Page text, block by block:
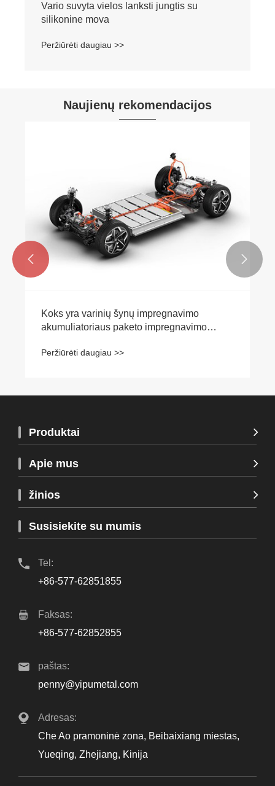
Vario suvyta vielos lanksti jungtis su
silikonine mova
Peržiūrėti daugiau >>
Naujienų rekomendacijos
Koks yra varinių šynų impregnavimo
akumuliatoriaus paketo impregnavimo
Peržiūrėti daugiau >>
 
Produktai
Apie mus
žinios
Susisiekite su mumis
Tel:
+86-577-62851855
Faksas:
+86-577-62852855
paštas:
penny@yipumetal.com
Adresas:
Che Ao pramoninė zona, Beibaixiang miestas,
Yueqing, Zhejiang, Kinija